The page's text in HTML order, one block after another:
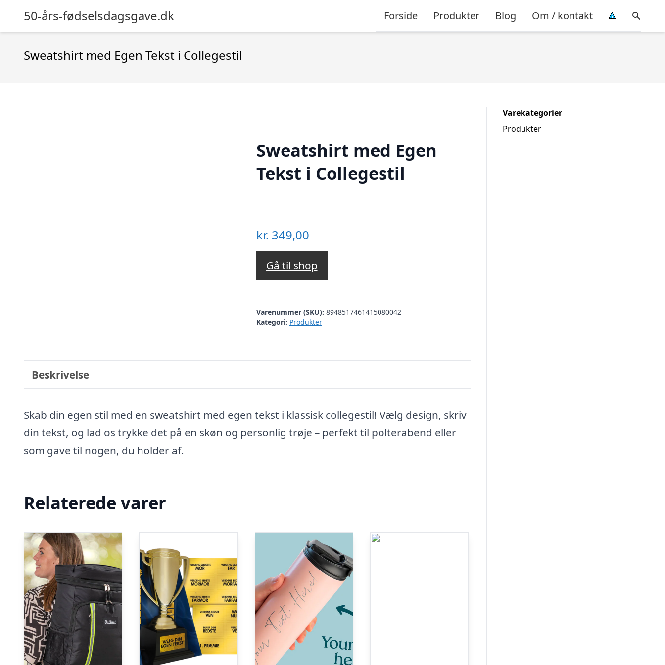
50-års-fødselsdagsgave.dk Forside Produkter Blog Om / kontakt
Sweatshirt med Egen Tekst i Collegestil
Sweatshirt med Egen
Tekst i Collegestil
kr. 349,00
Gå til shop
Varenummer (SKU): 8948517461415080042
Kategori: Produkter
Beskrivelse
Skab din egen stil med en sweatshirt med egen tekst i klassisk collegestil! Vælg design, skriv
din tekst, og lad os trykke det på en skøn og personlig trøje – perfekt til polterabend eller
som gave til nogen, du holder af.
Relaterede varer
Varekategorier
Produkter